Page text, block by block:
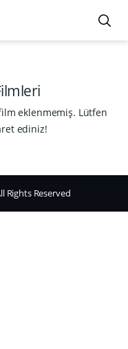
eklenmemiş. Lütfen
ediniz!
Rights Reserved